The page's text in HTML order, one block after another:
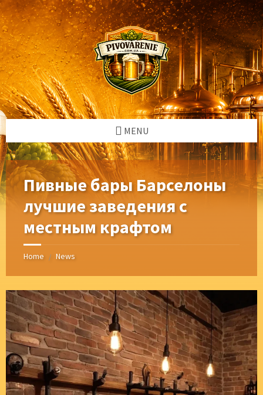
Skip
to
content
Skip
to
left
sidebar
Skip
to
right
sidebar
Skip
to
footer
MENU
Пивные бары Барселоны
лучшие заведения с
местным крафтом
Home / News